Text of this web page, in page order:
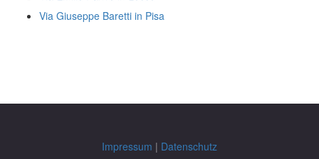
Via Giuseppe Baretti in Pisa
Impressum | Datenschutz